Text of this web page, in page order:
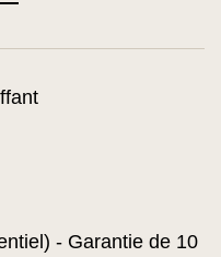
- Garantie de 10